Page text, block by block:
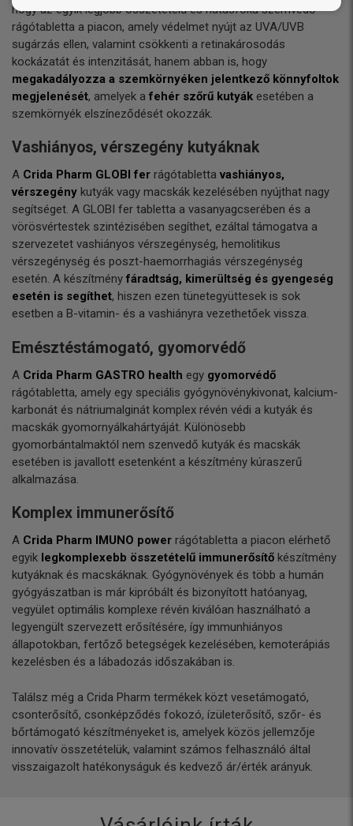
hogy az egyik legjobb összetételű és hatásfokú szemvédő
rágótabletta a piacon, amely védelmet nyújt az UVA/UVB
sugárzás ellen, valamint csökkenti a retinakárosodás
kockázatát és intenzitását, hanem abban is, hogy
megakadályozza a szemkörnyéken jelentkező könnyfoltok
megjelenését, amelyek a fehér szőrű kutyák esetében a
szemkörnyék elszíneződését okozzák.
Vashiányos, vérszegény kutyáknak
A Crida Pharm GLOBI fer rágótabletta vashiányos,
vérszegény kutyák vagy macskák kezelésében nyújthat nagy
segítséget. A GLOBI fer tabletta a vasanyagcserében és a
vörösvértestek szintézisében segíthet, ezáltal támogatva a
szervezetet vashiányos vérszegénység, hemolitikus
vérszegénység és poszt-haemorrhagiás vérszegénység
esetén. A készítmény fáradtság, kimerültség és gyengeség
esetén is segíthet, hiszen ezen tünetegyüttesek is sok
esetben a B-vitamin- és a vashiányra vezethetőek vissza.
Emésztéstámogató, gyomorvédő
A Crida Pharm GASTRO health egy gyomorvédő
rágótabletta, amely egy speciális gyógynövénykivonat, kalcium-
karbonát és nátriumalginát komplex révén védi a kutyák és
macskák gyomornyálkahártyáját. Különösebb
gyomorbántalmaktól nem szenvedő kutyák és macskák
esetében is javallott esetenként a készítmény kúraszerű
alkalmazása.
Komplex immunerősítő
A Crida Pharm IMUNO power rágótabletta a piacon elérhető
egyik legkomplexebb összetételű immunerősítő készítmény
kutyáknak és macskáknak. Gyógynövények és több a humán
gyógyászatban is már kipróbált és bizonyított hatóanyag,
vegyület optimális komplexe révén kiválóan használható a
legyengült szervezett erősítésére, így immunhiányos
állapotokban, fertőző betegségek kezelésében, kemoterápiás
kezelésben és a lábadozás időszakában is.
Találsz még a Crida Pharm termékek közt vesetámogató,
csonterősítő, csonképződés fokozó, ízületerősítő, szőr- és
bőrtámogató készítményeket is, amelyek közös jellemzője
innovatív összetételük, valamint számos felhasználó által
visszaigazolt hatékonyságuk és kedvező ár/érték arányuk.